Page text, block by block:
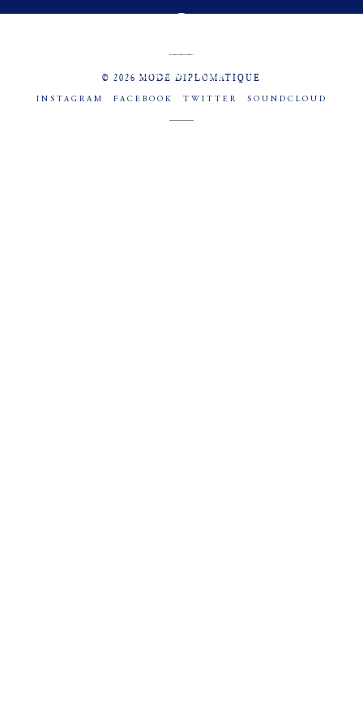
© 2026 MODE DIPLOMATIQUE
INSTAGRAM FACEBOOK TWITTER SOUNDCLOUD